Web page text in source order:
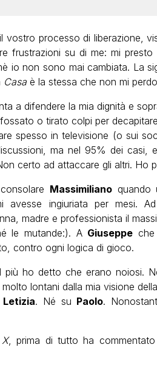
vostro processo di liberazione,
frustrazioni su di me: mi presto
io non sono mai cambiata. La
Casaè la stessa che non mi
a difendere la mia dignità e
o tirato colpi per
spesso in televisione (o sui
ma nel 95% dei casi,
certo ad attaccare gli altri. Ho
Massimilianoquando
avesse ingiuriata per mesi. Ad
madre e professionista il
le mutande:). A Giuseppe
contro ogni logica di gioco.
più ho detto che erano noiosi.
lontani dalla mia visione
Letizia. Né su Paolo.
X, prima di tutto ha commentato